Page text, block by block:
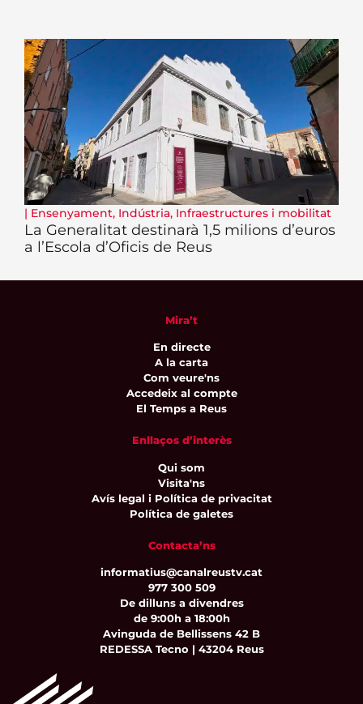
| Ensenyament, Indústria, Infraestructures i mobilitat
La Generalitat destinarà 1,5 milions d’euros
a l’Escola d’Oficis de Reus
Mira’t
En directe
A la carta
Com veure'ns
Accedeix al compte
El Temps a Reus
Enllaços d’interès
Qui som
Visita'ns
Avís legal i Política de privacitat
Política de galetes
Contacta’ns
informatius@canalreustv.cat
977 300 509
De dilluns a divendres
de 9:00h a 18:00h
Avinguda de Bellissens 42 B
REDESSA Tecno | 43204 Reus